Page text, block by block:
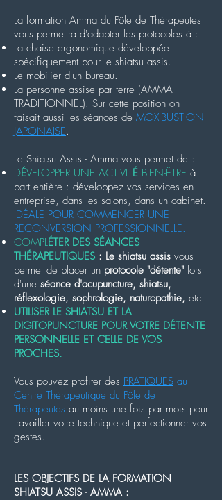
La formation Amma du Pôle de Thérapeutes
vous permettra d'adapter les protocoles à :
La chaise ergonomique développée
spécifiquement pour le shiatsu assis.
Le mobilier d'un bureau.
La personne assise par terre (AMMA
TRADITIONNEL). Sur cette position on
faisait aussi les séances de MOXIBUSTION
JAPONAISE.
Le Shiatsu Assis - Amma vous permet de :
DÉVELOPPER UNE ACTIVITÉ BIEN-ÊTRE à
part entière : développez vos services en
entreprise, dans les salons, dans un cabinet.
IDÉALE POUR COMMENCER UNE
RECONVERSION PROFESSIONNELLE.
COMPLÉTER DES SÉANCES
THÉRAPEUTIQUES : Le shiatsu assis vous
permet de placer un protocole "détente" lors
d'une séance d'acupuncture, shiatsu,
réflexologie, sophrologie, naturopathie, etc.
UTILISER LE SHIATSU ET LA
DIGITOPUNCTURE POUR VOTRE DÉTENTE
PERSONNELLE ET CELLE DE VOS
PROCHES.
Vous pouvez profiter des PRATIQUES au
Centre Thérapeutique du Pôle de
Thérapeutes au moins une fois par mois pour
travailler votre technique et perfectionner vos
gestes.
LES OBJECTIFS DE LA FORMATION
SHIATSU ASSIS - AMMA :